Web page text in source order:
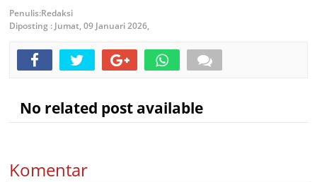
Redaksi
Diposting : Jumat, 09 Januari 2026,
No related post available
Komentar